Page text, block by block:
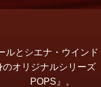
ルとシエナ・ウイン
のオリジナルシリーズ
POPS』。